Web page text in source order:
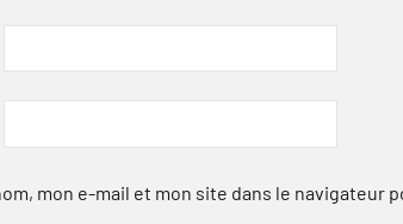
mon e-mail et mon site dans le navigateur